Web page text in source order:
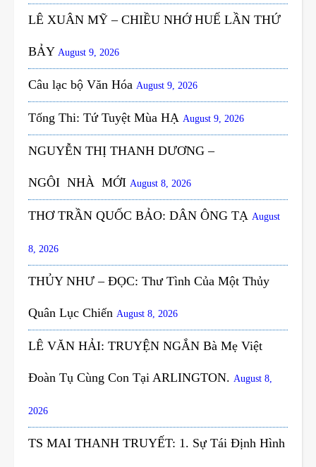
LÊ XUÂN MỸ – CHIỀU NHỚ HUẾ LẦN THỨ
BẢY August 9, 2026
Câu lạc bộ Văn Hóa August 9, 2026
Tống Thi: Tứ Tuyệt Mùa HẠ August 9, 2026
NGUYỄN THỊ THANH DƯƠNG –
NGÔI NHÀ MỚI August 8, 2026
THƠ TRẦN QUỐC BẢO: DÂN ÔNG TẠ August
8, 2026
THỦY NHƯ – ĐỌC: Thư Tình Của Một Thủy
Quân Lục Chiến August 8, 2026
LÊ VĂN HẢI: TRUYỆN NGẮN Bà Mẹ Việt
Đoàn Tụ Cùng Con Tại ARLINGTON. August 8,
2026
TS MAI THANH TRUYẾT: 1. Sự Tái Định Hình